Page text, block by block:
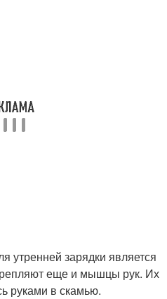
утренней зарядки является
еще и мышцы рук. Их
руками в скамью.